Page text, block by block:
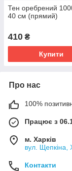
Тен оребрений
40 см (прямий)
410 ₴
Купити
Про нас
100%
Працює з
м. Харків
вул. Щепкіна,
Контакти